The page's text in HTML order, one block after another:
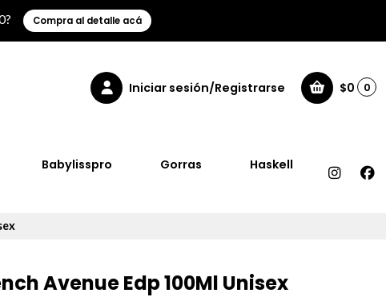
Compra al detalle acá
Iniciar sesión/Registrarse $0 0
Babylisspro Gorras Haskell
Avenue Edp 100Ml Unisex